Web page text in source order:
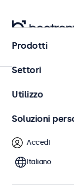
Home
Prodotti
Settori
Utilizzo
Soluzioni
Accedi
Italiano